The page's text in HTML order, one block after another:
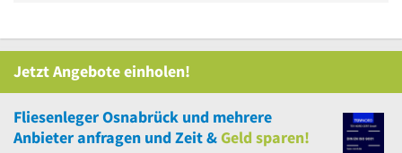
Jetzt Angebote einholen!
Fliesenleger Osnabrück und mehrere
Anbieter anfragen und Zeit &Geld sparen!